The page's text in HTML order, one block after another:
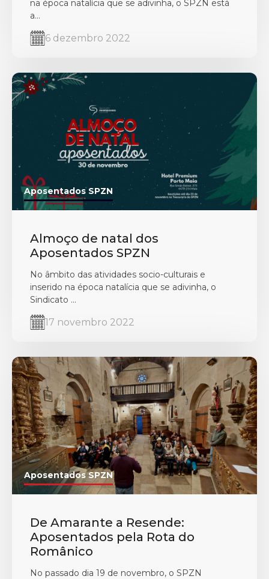
na época natalícia que se adivinha, o SPZN está
a...
6 dezembro 2022
Aposentados SPZN
Almoço de natal dos
Aposentados SPZN
No âmbito das atividades socio-culturais e
inserido na época natalícia que se adivinha, o
Sindicato ...
17 novembro 2022
Aposentados SPZN
De Amarante a Resende:
Aposentados pela Rota do
Românico
No passado dia 19 de novembro, o SPZN